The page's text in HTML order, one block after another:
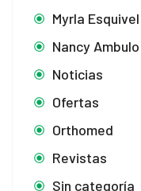
Myrla Esquivel
Nancy Ambulo
Noticias
Ofertas
Orthomed
Revistas
Sin categoría